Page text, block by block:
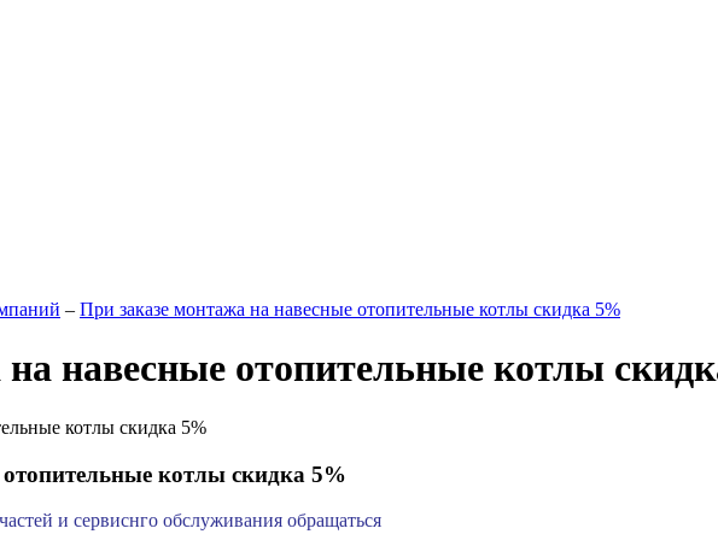
– При заказе монтажа на навесные отопительные котлы скидка 5%
навесные отопительные котлы
котлы скидка 5%
и сервиснго обслуживания обращаться